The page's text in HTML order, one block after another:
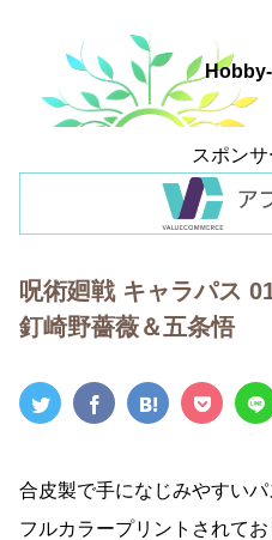
スポン
呪術廻戦 キャラパス
釘崎野薔薇＆五条悟
合皮製で手になじみやすいパ
フルカラープリントされて